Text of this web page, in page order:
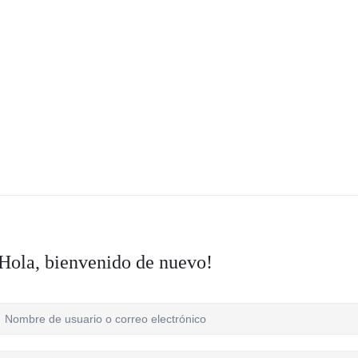
bienvenido de nuevo!